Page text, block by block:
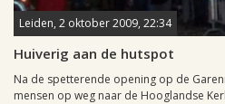
Leiden, 2 oktober 2009, 22:34
Huiverig aan de hutspot
Na de spetterende opening op de
mensen op weg naar de Hooglandse